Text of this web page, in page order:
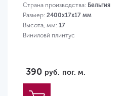
Страна производства: Бельгия
Размер: 2400х17х17 мм
Высота, мм: 17
Виниловй плинтус
390 руб. пог. м.